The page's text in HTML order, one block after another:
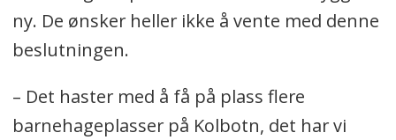
ny. De ønsker heller ikke å vente med denne
beslutningen.
– Det haster med å få på plass flere
barnehageplasser på Kolbotn, det har vi